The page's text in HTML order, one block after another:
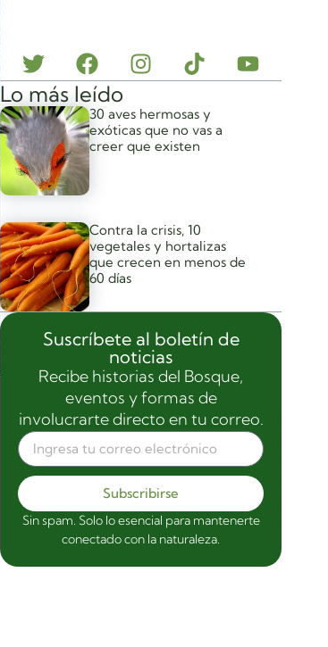
Lo más leído
30 aves hermosas y
exóticas que no vas a
creer que existen
Contra la crisis, 10
vegetales y hortalizas
que crecen en menos de
60 días
Suscríbete al boletín de
noticias
Recibe historias del Bosque,
eventos y formas de
involucrarte directo en tu correo.
Subscribirse
Sin spam. Solo lo esencial para mantenerte
conectado con la naturaleza.